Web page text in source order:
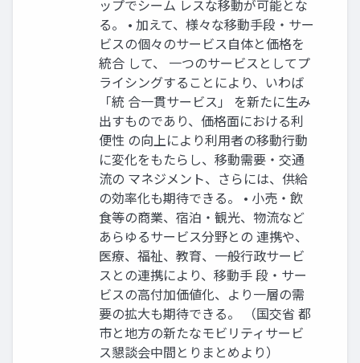
ップでシーム レスな移動が可能とな
る。 • 加えて、様々な移動手段・サー
ビスの個々のサービス自体と価格を
統合 して、 一つのサービスとしてプ
ライシングすることにより、いわば
「統 合一貫サービス」 を新たに生み
出すものであり、価格面における利
便性 の向上により利用者の移動行動
に変化をもたらし、移動需要・交通
流の マネジメント、さらには、供給
の効率化も期待できる。 • 小売・飲
食等の商業、宿泊・観光、物流など
あらゆるサービス分野との 連携や、
医療、福祉、教育、一般行政サービ
スとの連携により、移動手 段・サー
ビスの高付加価値化、より一層の需
要の拡大も期待できる。 （国交省 都
市と地方の新たなモビリティサービ
ス懇談会中間とりまとめより）